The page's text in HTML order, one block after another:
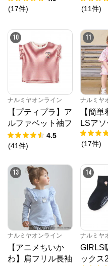
(17件)
(11件)
10
ナルミヤオンライン
【プティプラ】ア
ルファベット袖フ
リルTシャツ
4.5
(41件)
11
ナルミヤ
【簡
LSア
(17件)
13
ナルミヤオンライン
【アニメちいか
わ】肩フリル長袖
14
ナルミヤ
GIRLS
ックス
公
※外部サ
ナルミヤオンラ
ナルミヤオンライン公式
ゾピアノ、プティマイン
ミニ等、全ブランド、